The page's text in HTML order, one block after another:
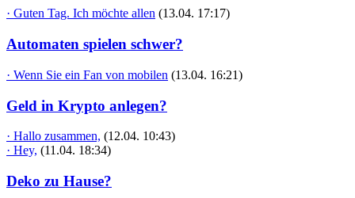
· Guten Tag. Ich möchte allen (13.04. 17:17)
Automaten spielen schwer?
· Wenn Sie ein Fan von mobilen (13.04. 16:21)
Geld in Krypto anlegen?
· Hallo zusammen, (12.04. 10:43)
· Hey, (11.04. 18:34)
Deko zu Hause?